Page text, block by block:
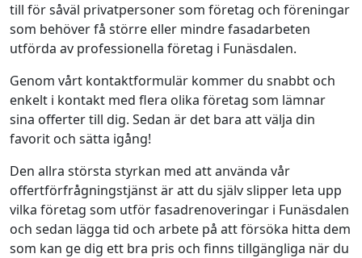
till för såväl privatpersoner som företag och föreningar
som behöver få större eller mindre fasadarbeten
utförda av professionella företag i Funäsdalen.
Genom vårt kontaktformulär kommer du snabbt och
enkelt i kontakt med flera olika företag som lämnar
sina offerter till dig. Sedan är det bara att välja din
favorit och sätta igång!
Den allra största styrkan med att använda vår
offertförfrågningstjänst är att du själv slipper leta upp
vilka företag som utför fasadrenoveringar i Funäsdalen
och sedan lägga tid och arbete på att försöka hitta dem
som kan ge dig ett bra pris och finns tillgängliga när du